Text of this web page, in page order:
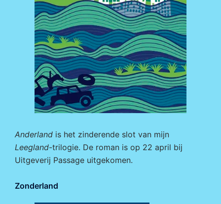
Anderland is het zinderende slot van mijn
Leegland-trilogie. De roman is op 22 april bij
Uitgeverij Passage uitgekomen.
Zonderland